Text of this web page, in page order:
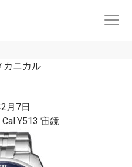
カニカル
月7日
宙鏡